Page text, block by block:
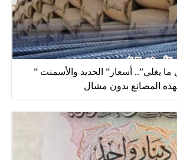
يغلي”.. أسعار” الحديد والأسمنت ”